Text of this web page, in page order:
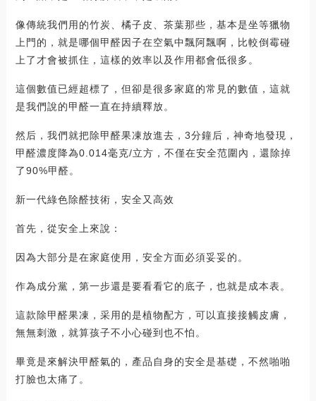
像傳統我們用的竹炭、橘子皮、茶葉那些，基本是坐等獵物
上門的，就是哪個甲醛因子在空氣中飄阿飄啊，比較倒霉碰
上了才會被抓住，這樣的效率以及作用都會低很多。
這個數值已經超標了，但卻是很多家庭的常見的數值，這就
是我們說的甲醛一直在持續釋放。
然后，我們就把除甲醛果凍放進去，3分鐘后，神奇地發現，
甲醛濃度降為0.014毫克/立方，不僅在安全范圍內，還除掉
了90%甲醛。
新一代綠色除醛技術，安全又高效
首先，從安全上來說：
因為大部分是在家庭使用，安全方面必須妥妥的。
作為成分黨，第一步還是要看看它的底子，也就是成本表。
這款除甲醛果凍，采用的是植物配方，可以直接接觸皮膚，
無無刺激，就算孩子不小心碰到也不怕。
畢竟是來解決甲醛氣的，產品自身的安全是基礎，不然啪啪
打臉也太痛了。